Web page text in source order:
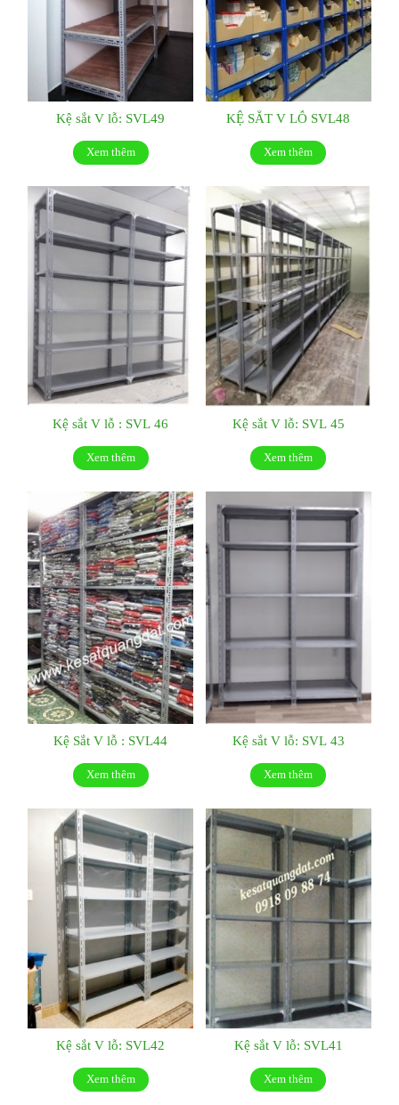
Kệ sắt V lỗ: SVL49
Xem thêm
KỆ SẮT V LỖ SVL48
Xem thêm
Kệ sắt V lỗ : SVL 46
Xem thêm
Kệ sắt V lỗ: SVL 45
Xem thêm
Kệ Sắt V lỗ : SVL44
Xem thêm
Kệ sắt V lỗ: SVL 43
Xem thêm
Kệ sắt V lỗ: SVL42
Xem thêm
Kệ sắt V lỗ: SVL41
Xem thêm